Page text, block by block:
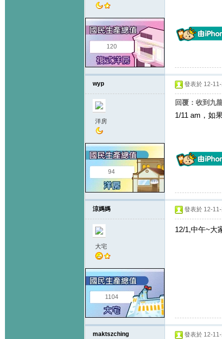
120
wyp
洋房
94
發表於 12-
回覆：收到九
1/11 am，如
涼媽媽
大宅
1104
發表於 12-
12/1,中午~大
maktszching 發表於 12-